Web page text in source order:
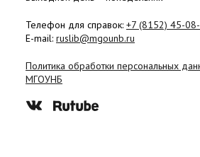
Телефон для справок: +7 (8152) 45-
E-mail: ruslib@mgounb.ru
Политика обработки персональных
МГОУНБ